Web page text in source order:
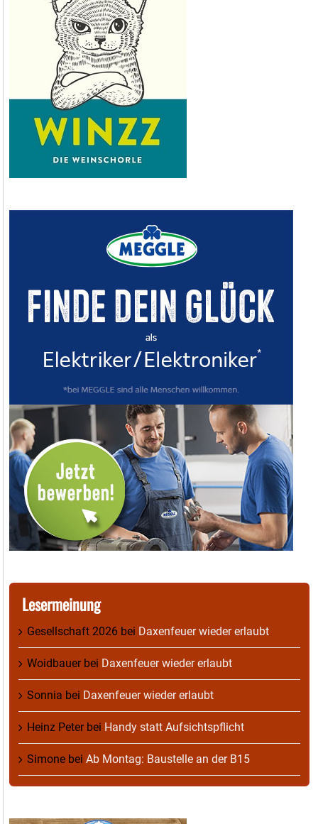
Lesermeinung
Gesellschaft 2026 bei Daxenfeuer wieder erlaubt
Woidbauerbei Daxenfeuer wieder erlaubt
Sonnia bei Daxenfeuer wieder erlaubt
Heinz Peterbei Handy statt Aufsichtspflicht
Simone bei Ab Montag: Baustelle an der B15